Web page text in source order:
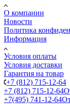
О компании
Новости
Политика
Информация
Условия оплаты
Условия доставки
Гарантия на товар
+7 (812) 715-12-64
+7 (812) 715-12-64
+7(495) 741-12-64